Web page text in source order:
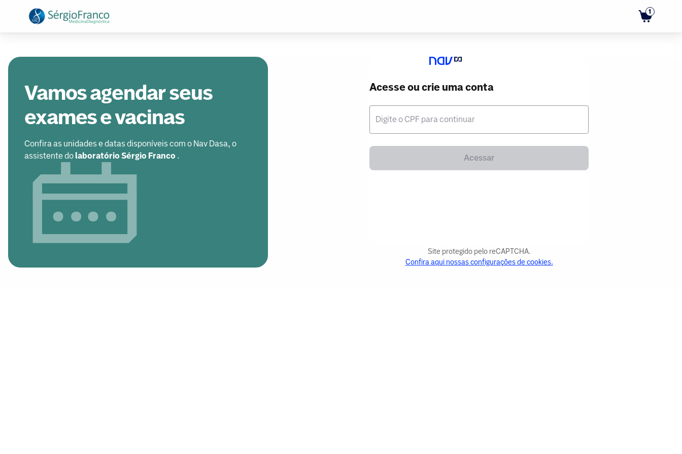
1
Vamos agendar seus
exames e vacinas
Confira as unidades e datas disponíveis com o Nav Dasa, o
assistente dolaboratório Sérgio Franco .
Acesse ou crie uma conta
Digite o CPF para continuar
Acessar
Site protegido pelo reCAPTCHA.
Confira aqui nossas configurações de cookies.